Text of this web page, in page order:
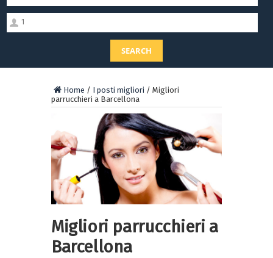
1
SEARCH
Home / I posti migliori / Migliori
parrucchieri a Barcellona
Migliori parrucchieri a
Barcellona